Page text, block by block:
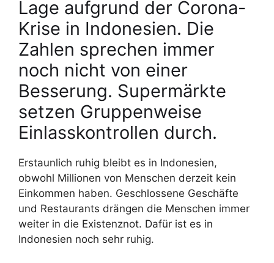
Lage aufgrund der Corona-
Krise in Indonesien. Die
Zahlen sprechen immer
noch nicht von einer
Besserung. Supermärkte
setzen Gruppenweise
Einlasskontrollen durch.
Erstaunlich ruhig bleibt es in Indonesien,
obwohl Millionen von Menschen derzeit kein
Einkommen haben. Geschlossene Geschäfte
und Restaurants drängen die Menschen immer
weiter in die Existenznot. Dafür ist es in
Indonesien noch sehr ruhig.